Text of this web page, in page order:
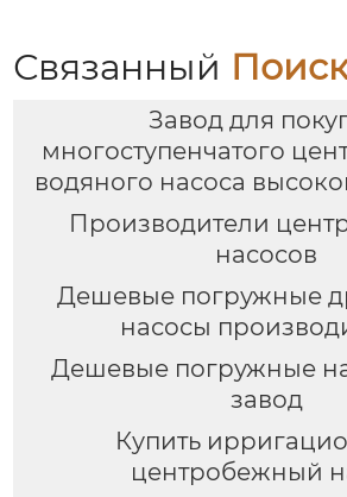
Связанный
Завод для
многоступенчатого
водяного насоса
Производители
насосов
Дешевые погружные
насосы
Дешевые погружные
завод
Купить
центробежный